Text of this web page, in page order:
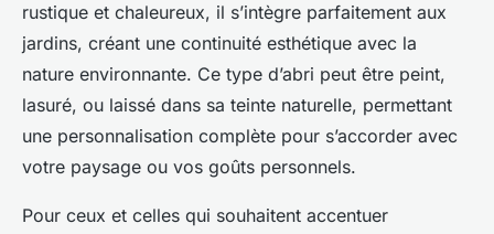
rustique et chaleureux, il s’intègre parfaitement aux
jardins, créant une continuité esthétique avec la
nature environnante. Ce type d’abri peut être peint,
lasuré, ou laissé dans sa teinte naturelle, permettant
une personnalisation complète pour s’accorder avec
votre paysage ou vos goûts personnels.
Pour ceux et celles qui souhaitent accentuer